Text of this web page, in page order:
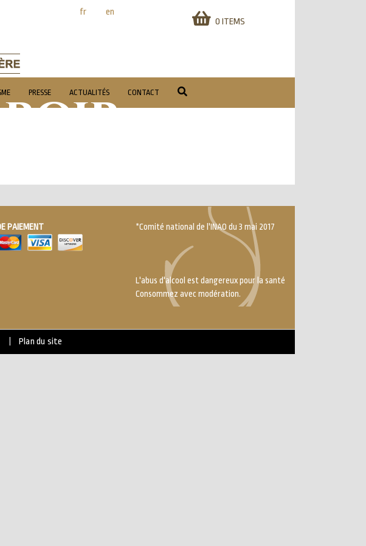
fr
en
0 ITEMS
PRESSE ACTUALITÉS CONTACT
PAIEMENT *Comité national de l'INAO du 3 mai 2017
L'abus d'alcool est dangereux pour la santé
Consommez avec modération.
Plan du site